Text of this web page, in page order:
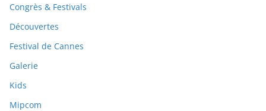
Congrès & Festivals
Découvertes
Festival de Cannes
Galerie
Kids
Mipcom